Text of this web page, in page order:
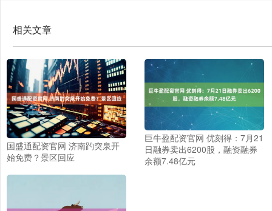
相关文章
国盛通配资官网 济南趵突泉开
始免费？景区回应
巨牛盈配资官网 优刻得：7月21
日融券卖出6200股，融资融券
余额7.48亿元